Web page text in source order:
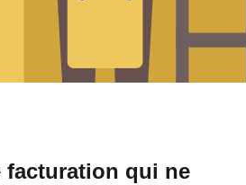
facturation qui ne